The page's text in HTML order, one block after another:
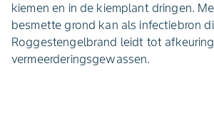
kiemen en in de kiemplant dringen.
besmette grond kan als infectiebron
Roggestengelbrand leidt tot
vermeerderingsgewassen.